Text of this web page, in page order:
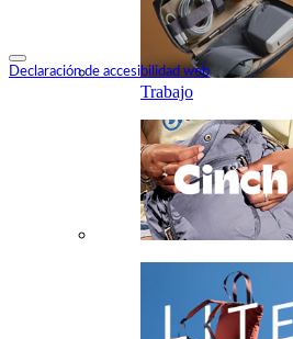
Declaración de accesibilidad web
Trabajo